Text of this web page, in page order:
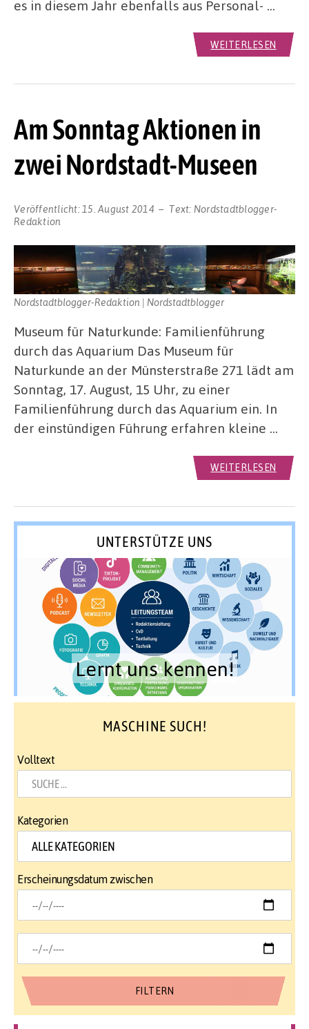
es in diesem Jahr ebenfalls aus Personal- …
WEITERLESEN
Am Sonntag Aktionen in
zwei Nordstadt-Museen
Veröffentlicht: 15. August 2014 Text: Nordstadtblogger-
Redaktion
Nordstadtblogger-Redaktion | Nordstadtblogger
Museum für Naturkunde: Familienführung
durch das Aquarium Das Museum für
Naturkunde an der Münsterstraße 271 lädt am
Sonntag, 17. August, 15 Uhr, zu einer
Familienführung durch das Aquarium ein. In
der einstündigen Führung erfahren kleine …
WEITERLESEN
UNTERSTÜTZE UNS
Lernt uns kennen!
MASCHINE SUCH!
Volltext
Kategorien
Erscheinungsdatum zwischen